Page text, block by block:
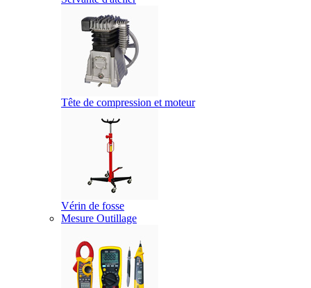
Tête de compression et moteur
Vérin de fosse
Mesure Outillage